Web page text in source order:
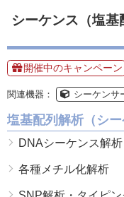
シーケンス（塩基
開催中のキャンペーン
関連機器： シーケンサ
塩基配列解析（シ
DNAシーケンス解析
各種メチル化解析